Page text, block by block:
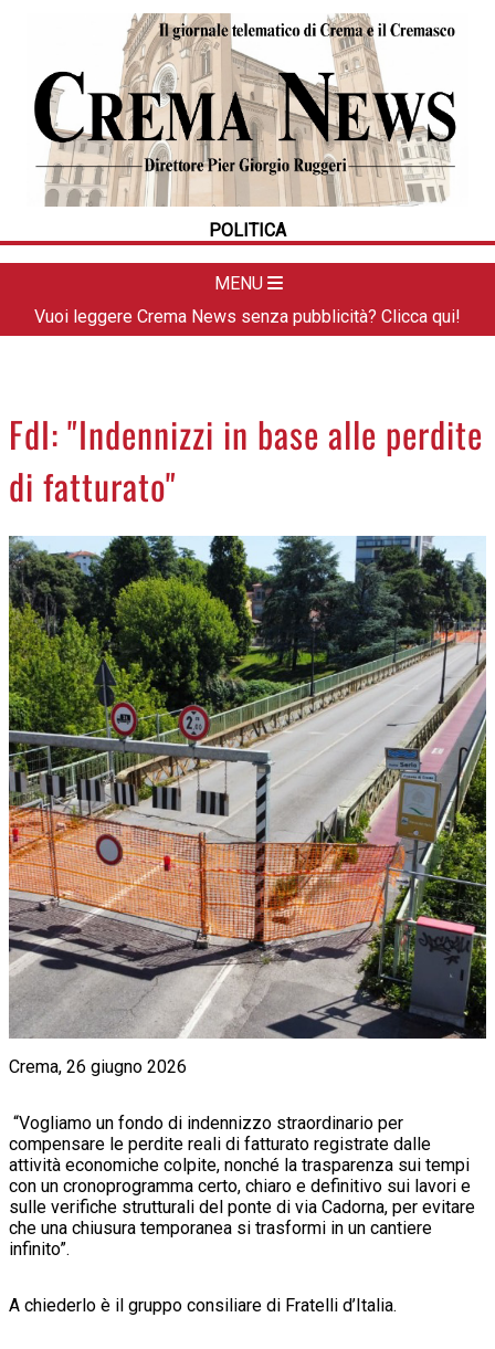
POLITICA
MENU
HOME
CRONACA
POLITICA
LA FOTO
DAL TERRITORIO
APPUNTAMENTI
LA PIAZZA
ACCEDI
Vuoi leggere Crema News senza pubblicità? Clicca qui!
FdI: "Indennizzi in base alle perdite
di fatturato"
Crema, 26 giugno 2026
“Vogliamo un fondo di indennizzo straordinario per
compensare le perdite reali di fatturato registrate dalle
attività economiche colpite, nonché la trasparenza sui tempi
con un cronoprogramma certo, chiaro e definitivo sui lavori e
sulle verifiche strutturali del ponte di via Cadorna, per evitare
che una chiusura temporanea si trasformi in un cantiere
infinito”.
A chiederlo è il gruppo consiliare di Fratelli d’Italia.